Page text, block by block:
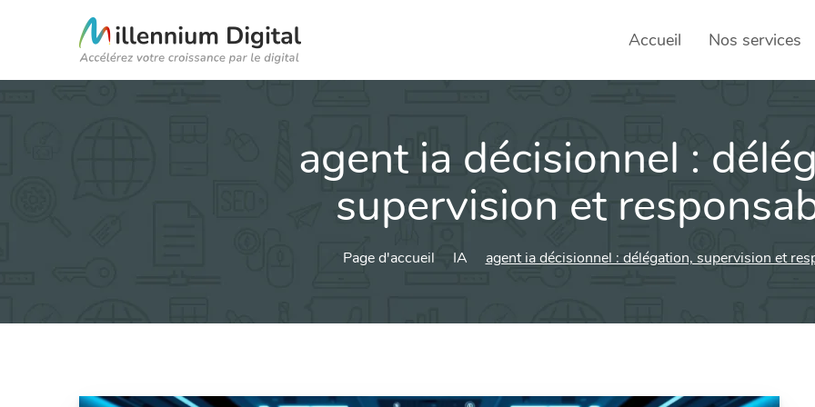
Accueil Nos services
SEO
Social
agent ia décisionnel :
supervision et
Page d'accueil IA agent ia décisionnel : délégation, supervision et